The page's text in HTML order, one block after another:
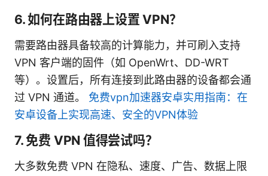
6. 如何在路由器上设置 VPN？
需要路由器具备较高的计算能力，并可刷入支持
VPN 客户端的固件（如 OpenWrt、DD-WRT
等）。设置后，所有连接到此路由器的设备都会通
过 VPN 通道。 免费vpn加速器安卓实用指南：在
安卓设备上实现高速、安全的VPN体验
7. 免费 VPN 值得尝试吗？
大多数免费 VPN 在隐私、速度、广告、数据上限